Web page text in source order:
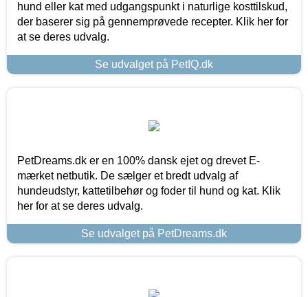
hund eller kat med udgangspunkt i naturlige kosttilskud,
der baserer sig på gennemprøvede recepter. Klik her for
at se deres udvalg.
Se udvalget på PetIQ.dk
PetDreams.dk er en 100% dansk ejet og drevet E-
mærket netbutik. De sælger et bredt udvalg af
hundeudstyr, kattetilbehør og foder til hund og kat. Klik
her for at se deres udvalg.
Se udvalget på PetDreams.dk